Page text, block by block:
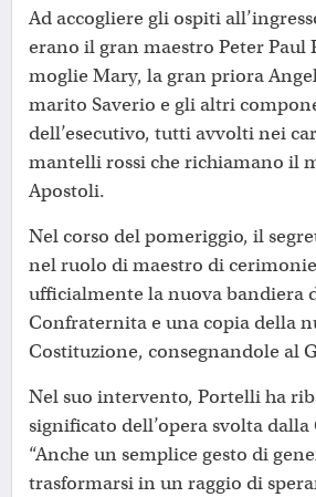
Ad accogliere gli ospiti
erano il gran maestro Peter Paul
moglie Mary, la gran priora
marito Saverio e gli altri
dell’esecutivo, tutti avvolti nei
mantelli rossi che richiamano il
Apostoli.
Nel corso del pomeriggio, il
nel ruolo di maestro di
ufficialmente la nuova bandiera
Confraternita e una copia della
Costituzione, consegnandole al
Nel suo intervento, Portelli ha
significato dell’opera svolta
“Anche un semplice gesto di
trasformarsi in un raggio di